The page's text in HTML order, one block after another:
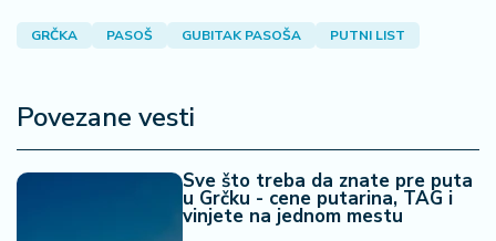
GRČKA PASOŠ GUBITAK PASOŠA PUTNI LIST
Povezane vesti
Sve što treba da znate pre puta
u Grčku - cene putarina, TAG i
vinjete na jednom mestu